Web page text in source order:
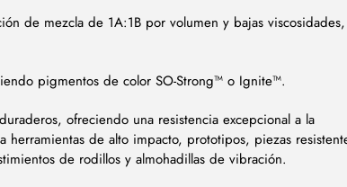
de mezcla de 1A:1B por volumen y bajas viscosidades,
pigmentos de color SO-Strong™ o Ignite™.
ofreciendo una resistencia excepcional a la
herramientas de alto impacto, prototipos, piezas
de rodillos y almohadillas de vibración.